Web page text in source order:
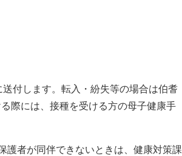
付します。転入・紛失等の場合は伯耆
際には、接種を受ける方の母子健康手
護者が同伴できないときは、健康対策課